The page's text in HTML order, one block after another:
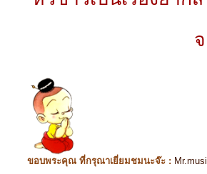
ขอบพระคุณ ที่กรุณาเยี่ยมชมนะจ๊ะ :